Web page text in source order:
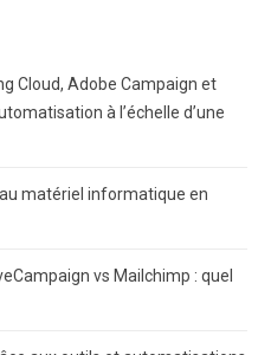
Cloud, Adobe Campaign et
à l’échelle d’une
matériel informatique en
vs Mailchimp : quel